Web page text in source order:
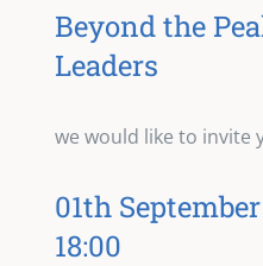
Beyond the
Leaders
we would like to invite
01th
18:00